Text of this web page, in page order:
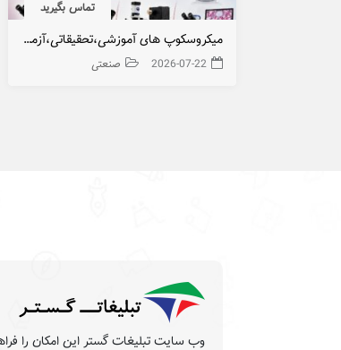
تماس بگیرید
میکروسکوپ های آموزشی،تحقیقاتی،آزمایشگاهی OPTIKA ایتالیا
2026-07-22 صنعتی